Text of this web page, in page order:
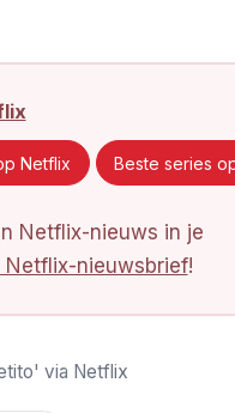
Netflix Beste series
Netflix-nieuws in je
Netflix-nieuwsbrief!
via Netflix